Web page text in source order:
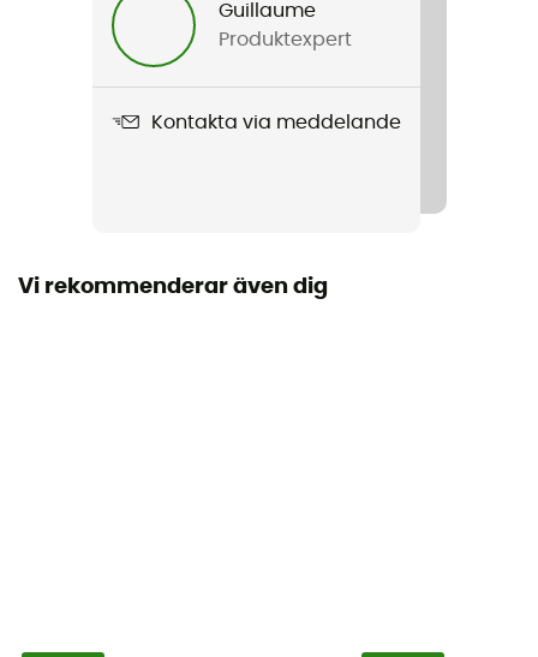
Guillaume
Produktexpert
Kontakta via meddelande
Vi rekommenderar även dig